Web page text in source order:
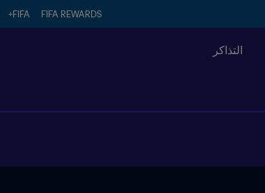
FIFA REWARDS
FIFA+
التذاكر